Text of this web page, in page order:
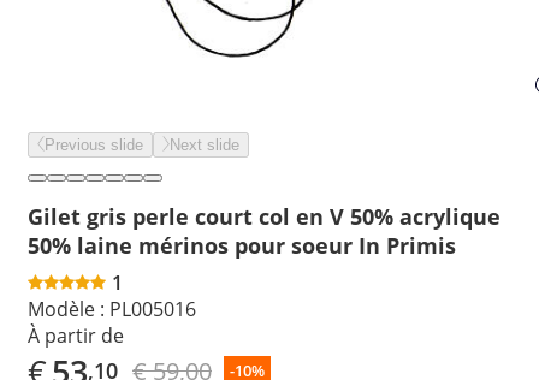
Previous slide Next slide
Gilet gris perle court col en V 50% acrylique
50% laine mérinos pour soeur In Primis
1
Modèle : PL005016
À partir de
€53,10 € 59,00 -10%